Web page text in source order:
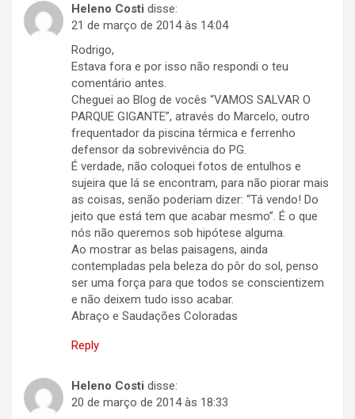
Heleno Costi disse:
21 de março de 2014 às 14:04
Rodrigo,
Estava fora e por isso não respondi o teu
comentário antes.
Cheguei ao Blog de vocês “VAMOS SALVAR O
PARQUE GIGANTE”, através do Marcelo, outro
frequentador da piscina térmica e ferrenho
defensor da sobrevivência do PG.
É verdade, não coloquei fotos de entulhos e
sujeira que lá se encontram, para não piorar mais
as coisas, senão poderiam dizer: “Tá vendo! Do
jeito que está tem que acabar mesmo”. É o que
nós não queremos sob hipótese alguma.
Ao mostrar as belas paisagens, ainda
contempladas pela beleza do pôr do sol, penso
ser uma força para que todos se conscientizem
e não deixem tudo isso acabar.
Abraço e Saudações Coloradas
Reply
Heleno Costi disse:
20 de março de 2014 às 18:33